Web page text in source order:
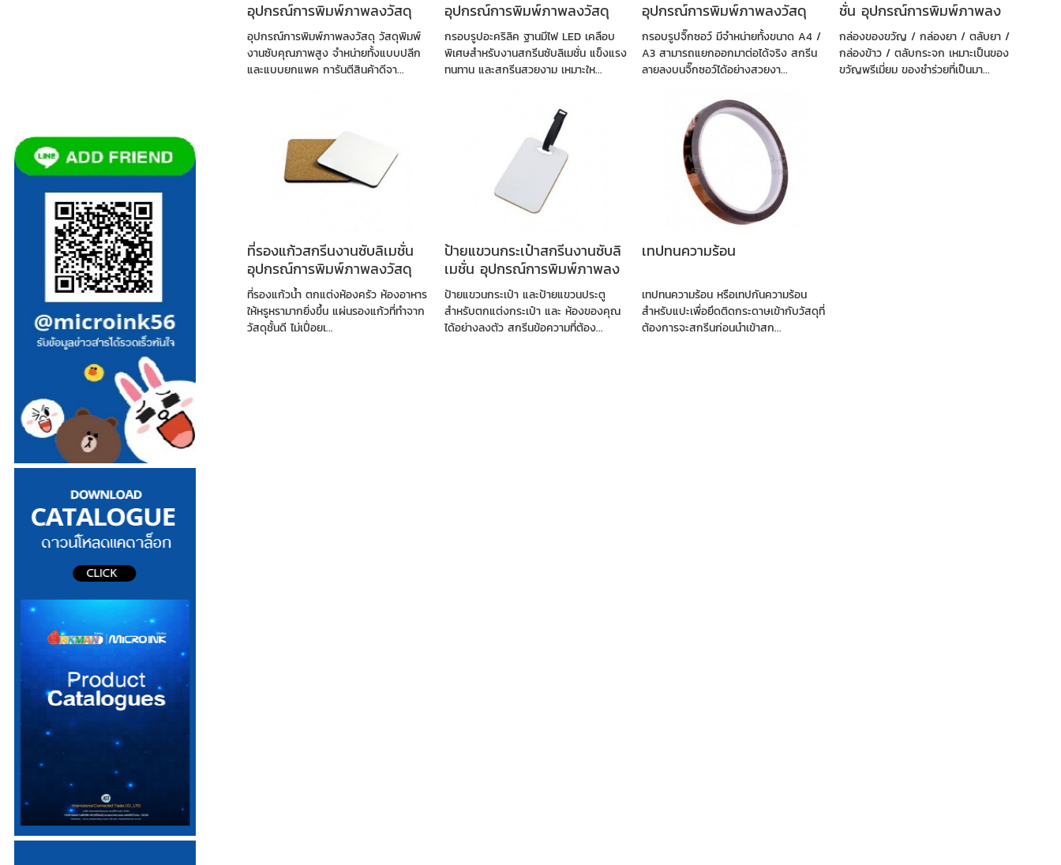
อุปกรณ์การพิมพ์ภาพลงวัสดุ
อุปกรณ์การพิมพ์ภาพลงวัสดุ วัสดุพิมพ์
งานซับคุณภาพสูง จำหน่ายทั้งแบบปลีก
และแบบยกแพค การันตีสินค้าดีจา...
อุปกรณ์การพิมพ์ภาพลงวัสดุ
กรอบรูปอะคริลิค ฐานมีไฟ LED เคลือบ
พิเศษสำหรับงานสกรีนซับลิเมชั่น แข็งแรง
ทนทาน และสกรีนสวยงาม เหมาะให...
อุปกรณ์การพิมพ์ภาพลงวัสดุ
กรอบรูปจิ๊กซอว์ มีจำหน่ายทั้งขนาด A4 /
A3 สามารถแยกออกมาต่อได้จริง สกรีน
ลายลงบนจิ๊กซอว์ได้อย่างสวยงา...
ชั่น อุปกรณ์การพิมพ์ภาพลง
วัสดุ
กล่องของขวัญ / กล่องยา / ตลับยา /
กล่องข้าว / ตลับกระจก เหมาะเป็นของ
ขวัญพรีเมี่ยม ของชำร่วยที่เป็นมา...
ที่รองแก้วสกรีนงานซับลิเมชั่น
อุปกรณ์การพิมพ์ภาพลงวัสดุ
ที่รองแก้วน้ำ ตกแต่งห้องครัว ห้องอาหาร
ให้หรูหรามากยิ่งขึ้น แผ่นรองแก้วที่ทำจาก
วัสดุชั้นดี ไม่เปื่อยเ...
ป้ายแขวนกระเป๋าสกรีนงานซับลิ
เมชั่น อุปกรณ์การพิมพ์ภาพลง
วัสดุ
ป้ายแขวนกระเป๋า และป้ายแขวนประตู
สำหรับตกแต่งกระเป๋า และ ห้องของคุณ
ได้อย่างลงตัว สกรีนข้อความที่ต้อง...
เทปทนความร้อน
เทปทนความร้อน หรือเทปกันความร้อน
สำหรับแปะเพื่อยึดติดกระดาษเข้ากับวัสดุที่
ต้องการจะสกรีนก่อนนำเข้าสก...